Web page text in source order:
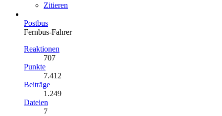
Zitieren
Postbus
Fernbus-Fahrer
Reaktionen
707
Punkte
7.412
Beiträge
1.249
Dateien
7